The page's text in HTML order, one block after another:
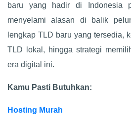
baru yang hadir di Indonesia
menyelami alasan di balik
lengkap TLD baru yang tersedia,
TLD lokal, hingga strategi
era digital ini.
Kamu Pasti Butuhkan:
Hosting Murah